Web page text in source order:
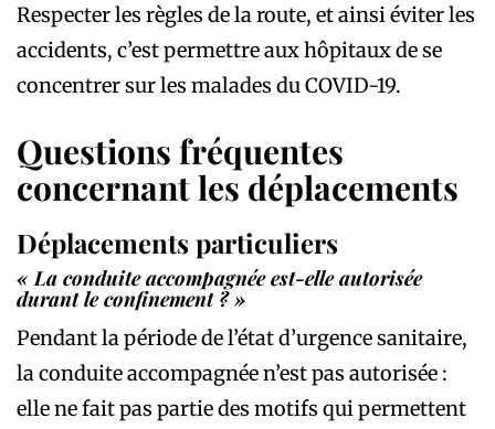
Respecter les règles de la route, et ainsi éviter les
accidents, c’est permettre aux hôpitaux de se
concentrer sur les malades du COVID-19.
Questions fréquentes
concernant les déplacements
Déplacements particuliers
« La conduite accompagnée est-elle autorisée
durant le confinement ? »
Pendant la période de l’état d’urgence sanitaire,
la conduite accompagnée n’est pas autorisée :
elle ne fait pas partie des motifs qui permettent